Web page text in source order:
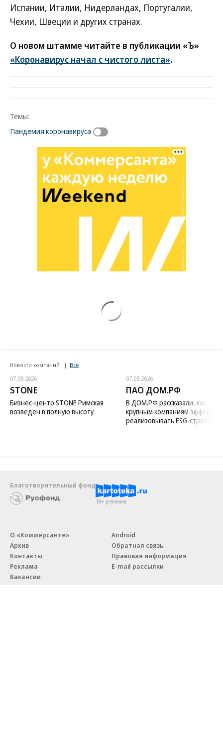
Испании, Италии, Нидерландах, Португалии,
Чехии, Швеции и других странах.
О новом штамме читайте в публикации «Ъ»
«Коронавирус начал с чистого листа».
Темы:
Пандемия коронавируса
Новости компаний Все
07.08.2026
STONE
Бизнес-центр STONE Римская
возведен в полную высоту
07.08.2026
ПАО ДОМ.РФ
В ДОМ.РФ рассказали, как
крупным компаниям
реализовывать ESG-стратегию
Благотворительный фонд
18+ реклама
О «Коммерсанте»
Архив
Контакты
Реклама
Вакансии
Android
Обратная связь
Правовая информация
E-mail рассылки